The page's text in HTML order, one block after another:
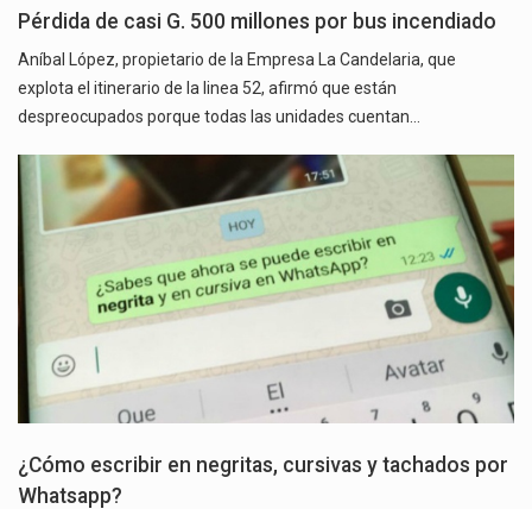
Pérdida de casi G. 500 millones por bus incendiado
Aníbal López, propietario de la Empresa La Candelaria, que
explota el itinerario de la linea 52, afirmó que están
despreocupados porque todas las unidades cuentan…
¿Cómo escribir en negritas, cursivas y tachados por
Whatsapp?